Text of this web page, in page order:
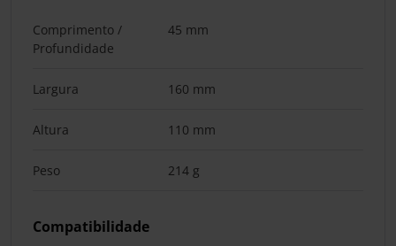
Comprimento /
Profundidade
45 mm
Largura 160 mm
Altura 110 mm
Peso 214 g
Compatibilidade